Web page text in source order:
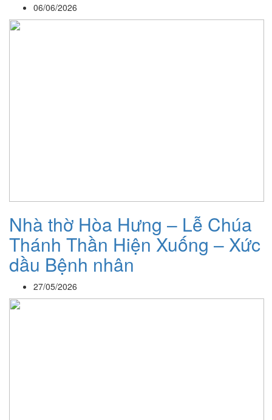
06/06/2026
Nhà thờ Hòa Hưng – Lễ Chúa
Thánh Thần Hiện Xuống – Xức
dầu Bệnh nhân
27/05/2026